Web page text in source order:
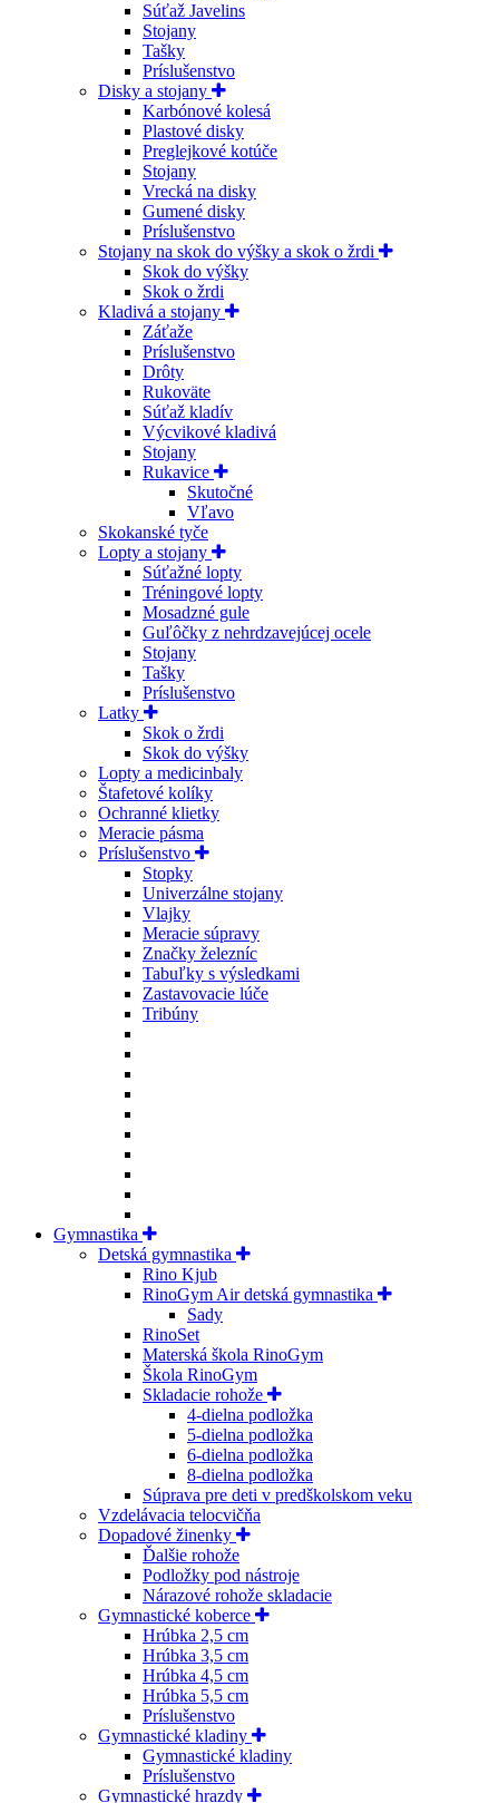
Súťaž Javelins
Stojany
Tašky
Príslušenstvo
Disky a stojany
Karbónové kolesá
Plastové disky
Preglejkové kotúče
Stojany
Vrecká na disky
Gumené disky
Príslušenstvo
Stojany na skok do výšky a skok o žrdi
Skok do výšky
Skok o žrdi
Kladivá a stojany
Záťaže
Príslušenstvo
Drôty
Rukoväte
Súťaž kladív
Výcvikové kladivá
Stojany
Rukavice
Skutočné
Vľavo
Skokanské tyče
Lopty a stojany
Súťažné lopty
Tréningové lopty
Mosadzné gule
Guľôčky z nehrdzavejúcej ocele
Stojany
Tašky
Príslušenstvo
Latky
Skok o žrdi
Skok do výšky
Lopty a medicinbaly
Štafetové kolíky
Ochranné klietky
Meracie pásma
Príslušenstvo
Stopky
Univerzálne stojany
Vlajky
Meracie súpravy
Značky železníc
Tabuľky s výsledkami
Zastavovacie lúče
Tribúny
Gymnastika
Detská gymnastika
Rino Kjub
RinoGym Air detská gymnastika
Sady
RinoSet
Materská škola RinoGym
Škola RinoGym
Skladacie rohože
4-dielna podložka
5-dielna podložka
6-dielna podložka
8-dielna podložka
Súprava pre deti v predškolskom veku
Vzdelávacia telocvičňa
Dopadové žinenky
Ďalšie rohože
Podložky pod nástroje
Nárazové rohože skladacie
Gymnastické koberce
Hrúbka 2,5 cm
Hrúbka 3,5 cm
Hrúbka 4,5 cm
Hrúbka 5,5 cm
Príslušenstvo
Gymnastické kladiny
Gymnastické kladiny
Príslušenstvo
Gymnastické hrazdy